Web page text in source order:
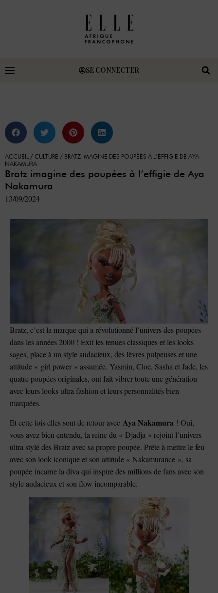
SE CONNECTER
ACCUEIL / CULTURE / BRATZ IMAGINE DES POUPÉES À L’EFFIGIE DE AYA
NAKAMURA
Bratz imagine des poupées à l’effigie de Aya
Nakamura
13/09/2024
Bratz, c’est la marque qui a révolutionné l’univers des poupées
dans les années 2000 ! Exit les tenues classiques et les looks
sages, place à un style audacieux, des lèvres pulpeuses et une
attitude « girl power » assumée. Yasmin, Cloe, Sasha et Jade, les
quatre poupées originales, ont fait vibrer toute une génération
avec leurs looks ultra fashion et leurs personnalités bien
marquées.
Et cette fois elles sont de retour avec Aya Nakamura ! Oui,
vous avez bien entendu, la reine du « Djadja » rejoint l’univers
ultra stylé des Bratz avec sa propre poupée. Prête à mettre le feu
avec son look iconique et son attitude « Nakamurance », sa
poupée incarne la diva qui inspire des millions de fans avec son
style audacieux et son flow incomparable.